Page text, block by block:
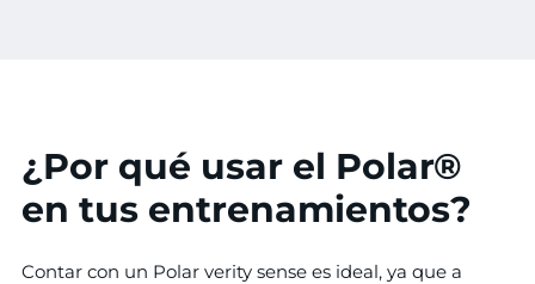
¿Por qué usar el Polar®
en tus entrenamientos?
Contar con un Polar verity sense es ideal, ya que a